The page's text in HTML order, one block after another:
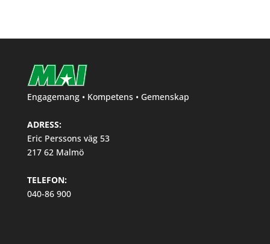
Engagemang • Kompetens • Gemenskap
ADRESS:
Eric Perssons väg 53
217 62 Malmö
TELEFON:
040-86 900